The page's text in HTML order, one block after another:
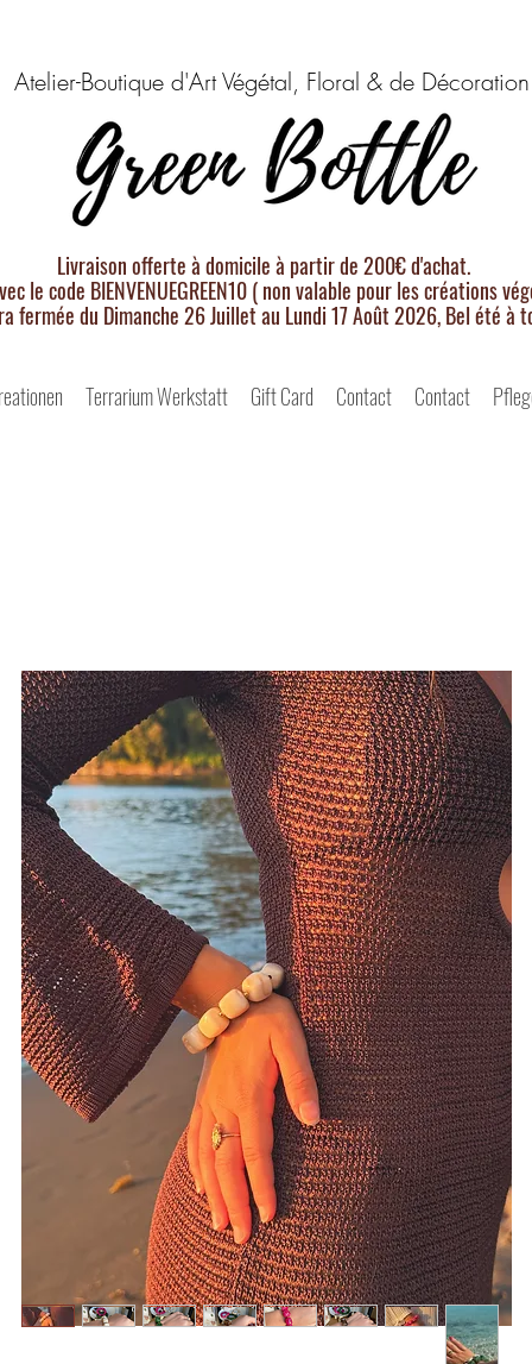
Atelier-Boutique d'Art Végétal, Floral & de Décoration
Livraison offerte à domicile à partir de 200€ d'achat.
le code BIENVENUEGREEN10 ( non valable pour les créations
fermée du Dimanche 26 Juillet au Lundi 17 Août 2026, Bel été à
Terrarium Werkstatt Gift Card Contact Contact